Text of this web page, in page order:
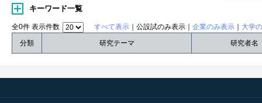
キーワード一覧
全0件 表示件数 すべて表示 ｜公設試のみ表示｜ 企業のみ表示
大学
分類
研究テーマ 研究者名